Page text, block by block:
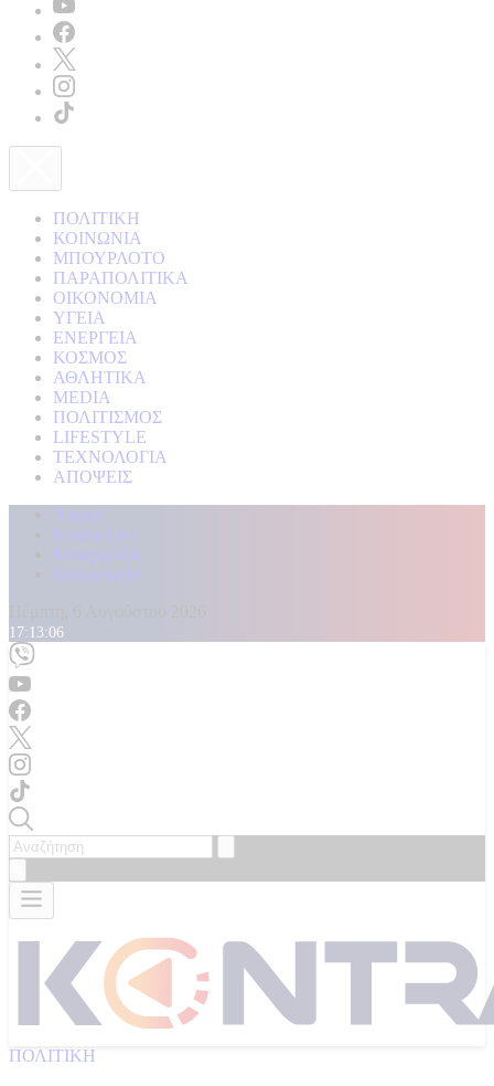
ΠΟΛΙΤΙΚΗ
ΚΟΙΝΩΝΙΑ
ΜΠΟΥΡΛΟΤΟ
ΠΑΡΑΠΟΛΙΤΙΚΑ
ΟΙΚΟΝΟΜΙΑ
ΥΓΕΙΑ
ΕΝΕΡΓΕΙΑ
ΚΟΣΜΟΣ
ΑΘΛΗΤΙΚΑ
MEDIA
ΠΟΛΙΤΙΣΜΟΣ
LIFESTYLE
ΤΕΧΝΟΛΟΓΙΑ
ΑΠΟΨΕΙΣ
Αρχική
Kontra Live
Καταγγελίες
Επικοινωνία
17:13:07
ΠΟΛΙΤΙΚΗ